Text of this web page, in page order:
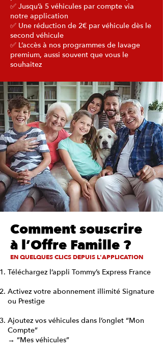
Comment souscrire
à l’Offre Famille ?
EN QUELQUES CLICS DEPUIS L'APPLICATION
Téléchargez l’appli Tommy’s Express France
Activez votre abonnement illimité Signature
ou Prestige
Ajoutez vos véhicules dans l’onglet “Mon
Compte”
→ “Mes véhicules”
✅ Jusqu’à 5 véhicules par compte via
notre application
✅ Une réduction de 2€ par véhicule dès le
second véhicule
✅ L’accès à nos programmes de lavage
premium, aussi souvent que vous le
souhaitez